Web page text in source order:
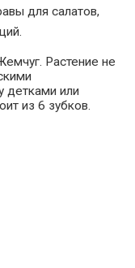
для салатов,
Растение не
детками или
из 6 зубков.